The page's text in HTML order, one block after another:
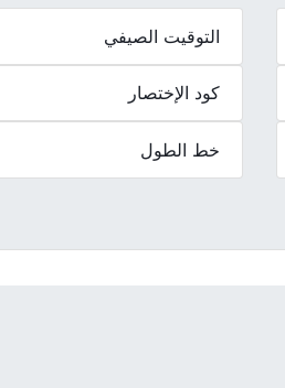
التوقيت الصيفي
كود الإختصار
خط الطول